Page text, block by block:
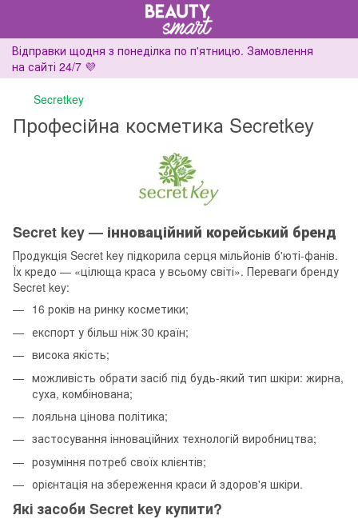
Відправки щодня з понеділка по п'ятницю. Замовлення
на сайті 24/7 💜
Secretkey
Професійна косметика Secretkey
Secret key — інноваційний корейський бренд
Продукція Secret key підкорила серця мільйонів б'юті-фанів.
Їх кредо — «цілюща краса у всьому світі». Переваги бренду
Secret key:
16 років на ринку косметики;
експорт у більш ніж 30 країн;
висока якість;
можливість обрати засіб під будь-який тип шкіри: жирна,
суха, комбінована;
лояльна цінова політика;
застосування інноваційних технологій виробництва;
розуміння потреб своїх клієнтів;
орієнтація на збереження краси й здоров'я шкіри.
Які засоби Secret key купити?